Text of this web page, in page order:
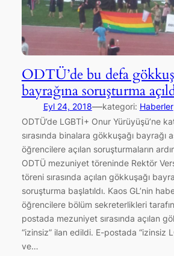
ODTÜ’de bu defa
bayrağına soruşturma
Eyl 24, 2018—kategori: Haberler
ODTÜ’de LGBTİ+ Onur Yürüyüşü’ne
sırasında binalara gökkuşağı bayrağı
öğrencilere açılan soruşturmaların
ODTÜ mezuniyet töreninde Rektör
töreni sırasında açılan gökkuşağı
soruşturma başlatıldı. Kaos GL’nin
öğrencilere bölüm sekreterlikleri
postada mezuniyet sırasında açılan
“izinsiz” ilan edildi. E-postada “izinsiz
ve…